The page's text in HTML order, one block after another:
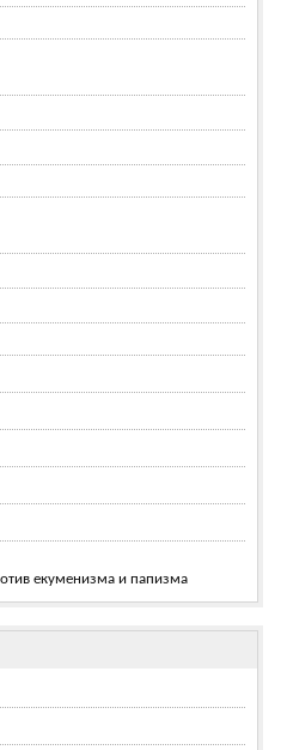
екуменизма и папизма